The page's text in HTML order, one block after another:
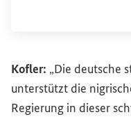
Kofler: „Die deutsche
unterstützt die
Regierung in dieser